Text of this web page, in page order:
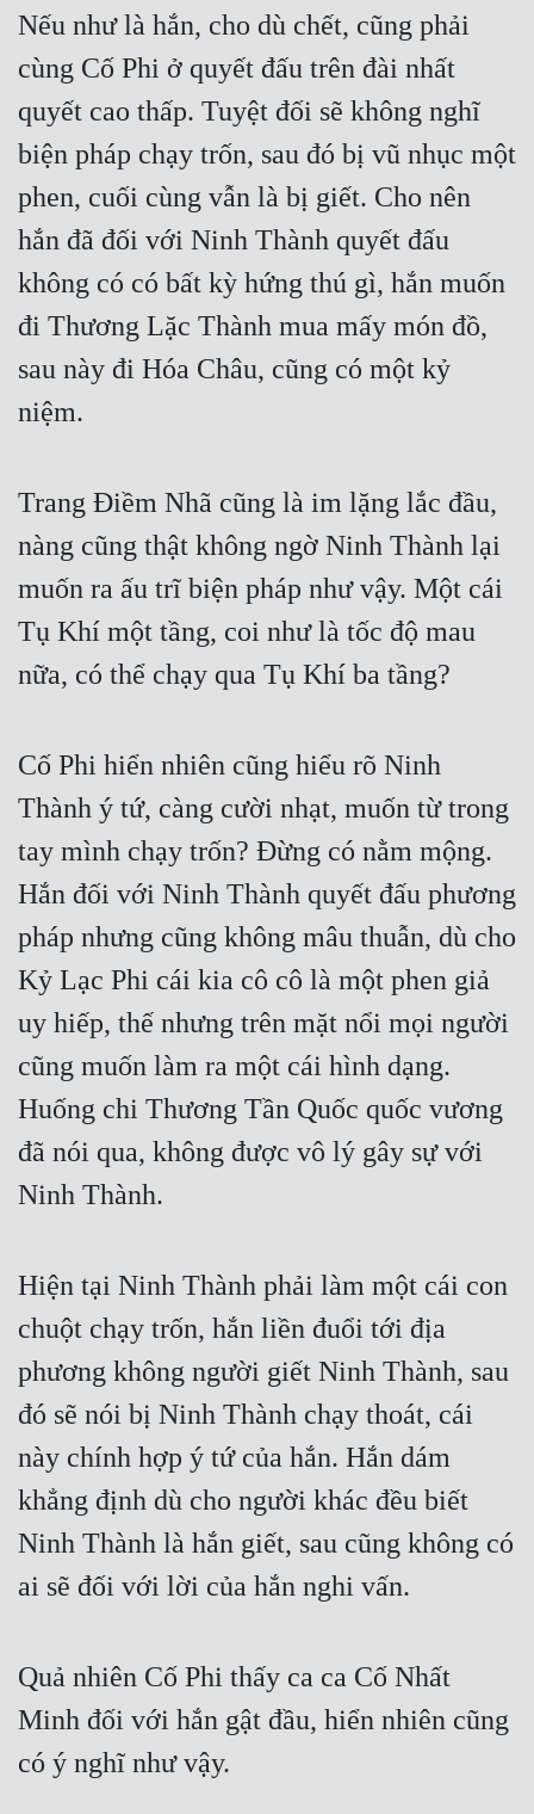
Nếu như là hắn, cho dù chết, cũng phải
cùng Cố Phi ở quyết đấu trên đài nhất
quyết cao thấp. Tuyệt đối sẽ không nghĩ
biện pháp chạy trốn, sau đó bị vũ nhục một
phen, cuối cùng vẫn là bị giết. Cho nên
hắn đã đối với Ninh Thành quyết đấu
không có có bất kỳ hứng thú gì, hắn muốn
đi Thương Lặc Thành mua mấy món đồ,
sau này đi Hóa Châu, cũng có một kỷ
niệm.
Trang Điềm Nhã cũng là im lặng lắc đầu,
nàng cũng thật không ngờ Ninh Thành lại
muốn ra ấu trĩ biện pháp như vậy. Một cái
Tụ Khí một tầng, coi như là tốc độ mau
nữa, có thể chạy qua Tụ Khí ba tầng?
Cố Phi hiển nhiên cũng hiểu rõ Ninh
Thành ý tứ, càng cười nhạt, muốn từ trong
tay mình chạy trốn? Đừng có nằm mộng.
Hắn đối với Ninh Thành quyết đấu phương
pháp nhưng cũng không mâu thuẫn, dù cho
Kỷ Lạc Phi cái kia cô cô là một phen giả
uy hiếp, thế nhưng trên mặt nổi mọi người
cũng muốn làm ra một cái hình dạng.
Huống chi Thương Tần Quốc quốc vương
đã nói qua, không được vô lý gây sự với
Ninh Thành.
Hiện tại Ninh Thành phải làm một cái con
chuột chạy trốn, hắn liền đuổi tới địa
phương không người giết Ninh Thành, sau
đó sẽ nói bị Ninh Thành chạy thoát, cái
này chính hợp ý tứ của hắn. Hắn dám
khẳng định dù cho người khác đều biết
Ninh Thành là hắn giết, sau cũng không có
ai sẽ đối với lời của hắn nghi vấn.
Quả nhiên Cố Phi thấy ca ca Cố Nhất
Minh đối với hắn gật đầu, hiển nhiên cũng
có ý nghĩ như vậy.